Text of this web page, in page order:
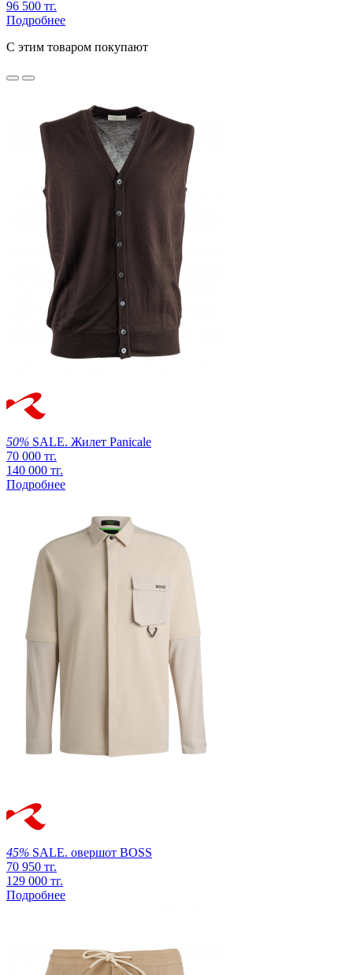
96 500 тг.
Подробнее
C этим товаром покупают
50% SALE. Жилет Panicale
70 000 тг.
140 000 тг.
Подробнее
45% SALE. овершот BOSS
70 950 тг.
129 000 тг.
Подробнее